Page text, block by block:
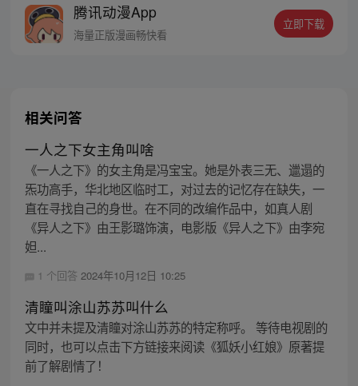
者卖报小郎君同名小说 QQ群号：
799493374
腾讯动漫App
海量正版漫画畅快看
立即下载
相关问答
一人之下女主角叫啥
《一人之下》的女主角是冯宝宝。她是外表三无、邋遢的
炁功高手，华北地区临时工，对过去的记忆存在缺失，一
直在寻找自己的身世。在不同的改编作品中，如真人剧
《异人之下》由王影璐饰演，电影版《异人之下》由李宛
妲...
1 个回答 2024年10月12日 10:25
清瞳叫涂山苏苏叫什么
文中并未提及清瞳对涂山苏苏的特定称呼。 等待电视剧的
同时，也可以点击下方链接来阅读《狐妖小红娘》原著提
前了解剧情了！